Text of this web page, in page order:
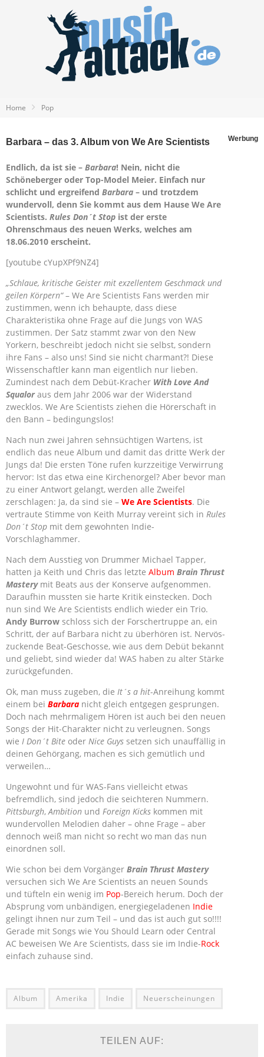
Home Pop
Barbara – das 3. Album von We Are Scientists Werbung
Endlich, da ist sie – Barbara! Nein, nicht die
Schöneberger oder Top-Model Meier. Einfach nur
schlicht und ergreifend Barbara – und trotzdem
wundervoll, denn Sie kommt aus dem Hause We Are
Scientists. Rules Don´t Stop ist der erste
Ohrenschmaus des neuen Werks, welches am
18.06.2010 erscheint.
[youtube cYupXPf9NZ4]
„Schlaue, kritische Geister mit exzellentem Geschmack und
geilen Körpern“– We Are Scientists Fans werden mir
zustimmen, wenn ich behaupte, dass diese
Charakteristika ohne Frage auf die Jungs von WAS
zustimmen. Der Satz stammt zwar von den New
Yorkern, beschreibt jedoch nicht sie selbst, sondern
ihre Fans – also uns! Sind sie nicht charmant?! Diese
Wissenschaftler kann man eigentlich nur lieben.
Zumindest nach dem Debüt-Kracher With Love And
Squaloraus dem Jahr 2006 war der Widerstand
zwecklos. We Are Scientists ziehen die Hörerschaft in
den Bann – bedingungslos!
Nach nun zwei Jahren sehnsüchtigen Wartens, ist
endlich das neue Album und damit das dritte Werk der
Jungs da! Die ersten Töne rufen kurzzeitige Verwirrung
hervor: Ist das etwa eine Kirchenorgel? Aber bevor man
zu einer Antwort gelangt, werden alle Zweifel
zerschlagen: Ja, da sind sie – We Are Scientists. Die
vertraute Stimme von Keith Murray vereint sich in Rules
Don´t Stop mit dem gewohnten Indie-
Vorschlaghammer.
Nach dem Ausstieg von Drummer Michael Tapper,
hatten ja Keith und Chris das letzte Album Brain Thrust
Masterymit Beats aus der Konserve aufgenommen.
Daraufhin mussten sie harte Kritik einstecken. Doch
nun sind We Are Scientists endlich wieder ein Trio.
Andy Burrow schloss sich der Forschertruppe an, ein
Schritt, der auf Barbara nicht zu überhören ist. Nervös-
zuckende Beat-Geschosse, wie aus dem Debüt bekannt
und geliebt, sind wieder da! WAS haben zu alter Stärke
zurückgefunden.
Ok, man muss zugeben, die It´s a hit-Anreihung kommt
einem bei Barbara nicht gleich entgegen gesprungen.
Doch nach mehrmaligem Hören ist auch bei den neuen
Songs der Hit-Charakter nicht zu verleugnen. Songs
wie I Don´t Bite oder Nice Guys setzen sich unauffällig in
deinen Gehörgang, machen es sich gemütlich und
verweilen…
Ungewohnt und für WAS-Fans vielleicht etwas
befremdlich, sind jedoch die seichteren Nummern.
Pittsburgh,Ambition und Foreign Kicks kommen mit
wundervollen Melodien daher – ohne Frage – aber
dennoch weiß man nicht so recht wo man das nun
einordnen soll.
Wie schon bei dem Vorgänger Brain Thrust Mastery
versuchen sich We Are Scientists an neuen Sounds
und tüfteln ein wenig im Pop-Bereich herum. Doch der
Absprung vom unbändigen, energiegeladenen Indie
gelingt ihnen nur zum Teil – und das ist auch gut so!!!!
Gerade mit Songs wie You Should Learn oder Central
AC beweisen We Are Scientists, dass sie im Indie-Rock
einfach zuhause sind.
Album Amerika Indie Neuerscheinungen
TEILEN AUF: